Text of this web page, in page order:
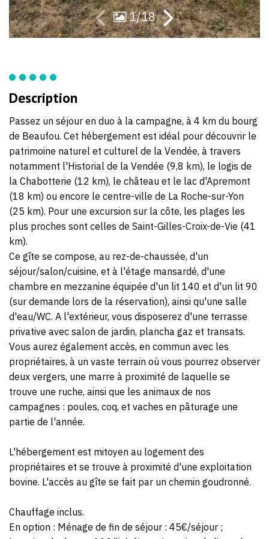
1/18
Description
Passez un séjour en duo à la campagne, à 4 km du bourg
de Beaufou. Cet hébergement est idéal pour découvrir le
patrimoine naturel et culturel de la Vendée, à travers
notamment l'Historial de la Vendée (9,8 km), le logis de
la Chabotterie (12 km), le château et le lac d'Apremont
(18 km) ou encore le centre-ville de La Roche-sur-Yon
(25 km). Pour une excursion sur la côte, les plages les
plus proches sont celles de Saint-Gilles-Croix-de-Vie (41
km).
Ce gîte se compose, au rez-de-chaussée, d'un
séjour/salon/cuisine, et à l'étage mansardé, d'une
chambre en mezzanine équipée d'un lit 140 et d'un lit 90
(sur demande lors de la réservation), ainsi qu'une salle
d'eau/WC. A l'extérieur, vous disposerez d'une terrasse
privative avec salon de jardin, plancha gaz et transats.
Vous aurez également accès, en commun avec les
propriétaires, à un vaste terrain où vous pourrez observer
deux vergers, une marre à proximité de laquelle se
trouve une ruche, ainsi que les animaux de nos
campagnes : poules, coq, et vaches en pâturage une
partie de l'année.
L'hébergement est mitoyen au logement des
propriétaires et se trouve à proximité d'une exploitation
bovine. L'accès au gîte se fait par un chemin goudronné.
Chauffage inclus.
En option : Ménage de fin de séjour : 45€/séjour ;